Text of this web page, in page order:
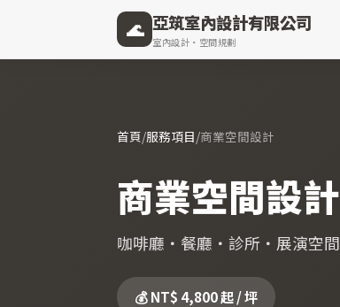
🌊 亞筑室內設計有限公司
室內設計・空間規劃
首頁/服務項目/商業空間設計
商業空間設計
咖啡廳・餐廳・診所・展演空間
💰 NT$ 4,800 起 / 坪